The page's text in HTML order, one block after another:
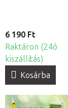
6 190 Ft
Raktáron (24ó
kiszállítás)
Kosárba